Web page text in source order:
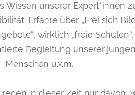
Wissen unserer Expert*innen
Erfahre über „Frei sich
wirklich „freie Schulen“,
Begleitung unserer
Menschen u.v.m.
in dieser Zeit nur davon,